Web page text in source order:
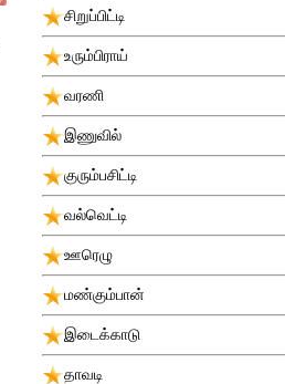
சிறுப்பிட்டி
உரும்பிராய்
வரணி
இணுவில்
குரும்பசிட்டி
வல்வெட்டி
ஊரெழு
மண்கும்பான்
இடைக்காடு
தாவடி